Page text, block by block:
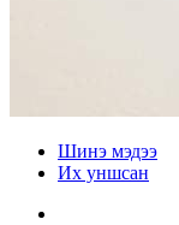
Шинэ мэдээ
Их уншсан